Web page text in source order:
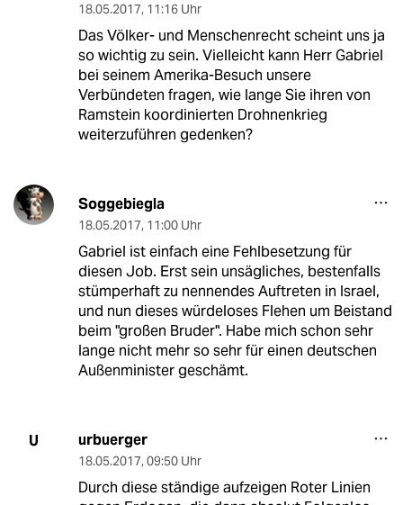
18.05.2017, 11:16 Uhr
Das Völker- und Menschenrecht scheint uns ja
so wichtig zu sein. Vielleicht kann Herr Gabriel
bei seinem Amerika-Besuch unsere
Verbündeten fragen, wie lange Sie ihren von
Ramstein koordinierten Drohnenkrieg
weiterzuführen gedenken?
Soggebiegla
18.05.2017, 11:00 Uhr
Gabriel ist einfach eine Fehlbesetzung für
diesen Job. Erst sein unsägliches, bestenfalls
stümperhaft zu nennendes Auftreten in Israel,
und nun dieses würdeloses Flehen um Beistand
beim "großen Bruder". Habe mich schon sehr
lange nicht mehr so sehr für einen deutschen
Außenminister geschämt.
U urbuerger
18.05.2017, 09:50 Uhr
Durch diese ständige aufzeigen Roter Linien